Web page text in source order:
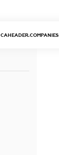
CAHEADER.COMPANIES